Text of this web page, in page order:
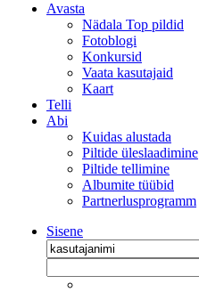
Avasta
Nädala Top pildid
Fotoblogi
Konkursid
Vaata kasutajaid
Kaart
Telli
Abi
Kuidas alustada
Piltide üleslaadimine
Piltide tellimine
Albumite tüübid
Partnerlusprogramm
Sisene